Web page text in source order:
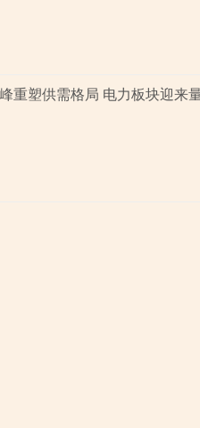
重塑供需格局 电力板块迎来